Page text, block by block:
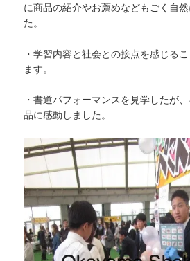
に商品の紹介やお薦めなどもごく自
た。
・学習内容と社会との接点を感じる
ます。
・書道パフォーマンスを見学したが
品に感動しました。